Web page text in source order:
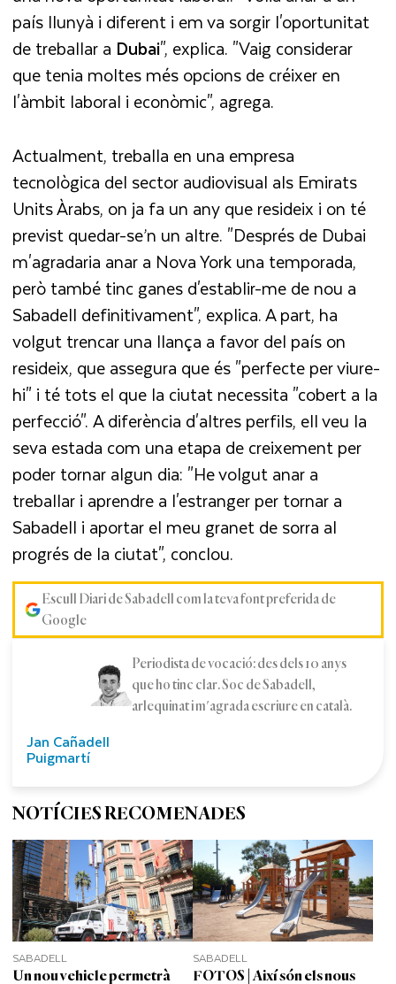
país llunyà i diferent i em va sorgir l'oportunitat
de treballar a Dubai", explica. "Vaig considerar
que tenia moltes més opcions de créixer en
l'àmbit laboral i econòmic", agrega.
Actualment, treballa en una empresa
tecnològica del sector audiovisual als Emirats
Units Àrabs, on ja fa un any que resideix i on té
previst quedar-se’n un altre. "Després de Dubai
m'agradaria anar a Nova York una temporada,
però també tinc ganes d'establir-me de nou a
Sabadell definitivament", explica. A part, ha
volgut trencar una llança a favor del país on
resideix, que assegura que és "perfecte per viure-
hi" i té tots el que la ciutat necessita "cobert a la
perfecció". A diferència d'altres perfils, ell veu la
seva estada com una etapa de creixement per
poder tornar algun dia: "He volgut anar a
treballar i aprendre a l'estranger per tornar a
Sabadell i aportar el meu granet de sorra al
progrés de la ciutat", conclou.
Escull Diari de Sabadell com la teva font preferida de
Google
Jan Cañadell
Puigmartí
Periodista de vocació: des dels 10 anys
que ho tinc clar. Soc de Sabadell,
arlequinat i m'agrada escriure en català.
NOTÍCIES RECOMENADES
SABADELL
Un nou vehicle permetrà
SABADELL
FOTOS | Així són els nous